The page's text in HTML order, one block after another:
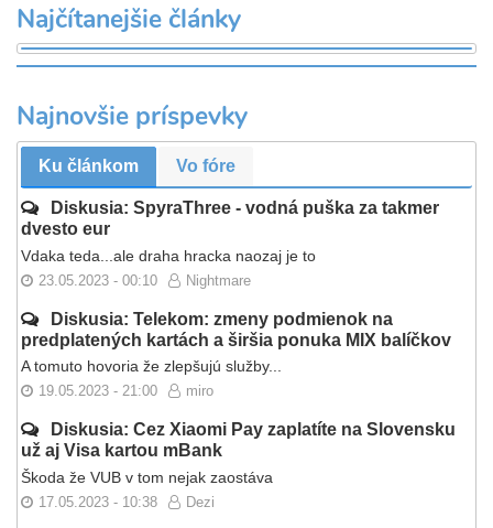
Najčítanejšie články
Najnovšie príspevky
Ku článkom Vo fóre
Diskusia: SpyraThree - vodná puška za takmer
dvesto eur
Vdaka teda...ale draha hracka naozaj je to
23.05.2023 - 00:10 Nightmare
Diskusia: Telekom: zmeny podmienok na
predplatených kartách a širšia ponuka MIX balíčkov
A tomuto hovoria že zlepšujú služby...
19.05.2023 - 21:00 miro
Diskusia: Cez Xiaomi Pay zaplatíte na Slovensku
už aj Visa kartou mBank
Škoda že VUB v tom nejak zaostáva
17.05.2023 - 10:38 Dezi